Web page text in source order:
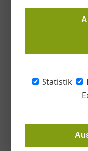
Statistik
Seit März 2016 steht
eine
definierte
ermöglichte dennoch